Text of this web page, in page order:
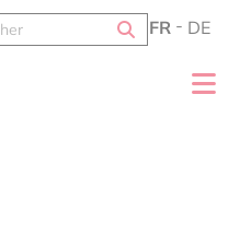
FR DE